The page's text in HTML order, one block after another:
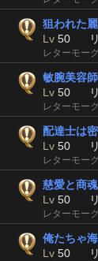
狙われた
Lv 50
レターモー
敏腕美容
Lv 50
レターモー
配達士は
Lv 50
レターモー
慈愛と商魂
Lv 50
レターモー
俺たちゃ
Lv 50